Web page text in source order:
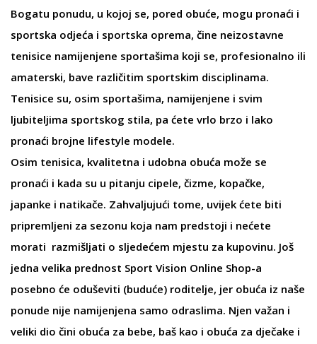
Bogatu ponudu, u kojoj se, pored obuće, mogu pronaći i
sportska odjeća i sportska oprema, čine neizostavne
tenisice namijenjene sportašima koji se, profesionalno ili
amaterski, bave različitim sportskim disciplinama.
Tenisice su, osim sportašima, namijenjene i svim
ljubiteljima sportskog stila, pa ćete vrlo brzo i lako
pronaći brojne lifestyle modele.
Osim tenisica, kvalitetna i udobna obuća može se
pronaći i kada su u pitanju cipele, čizme, kopačke,
japanke i natikače. Zahvaljujući tome, uvijek ćete biti
pripremljeni za sezonu koja nam predstoji i nećete
morati razmišljati o sljedećem mjestu za kupovinu. Još
jedna velika prednost Sport Vision Online Shop-a
posebno će oduševiti (buduće) roditelje, jer obuća iz naše
ponude nije namijenjena samo odraslima. Njen važan i
veliki dio čini obuća za bebe, baš kao i obuća za dječake i